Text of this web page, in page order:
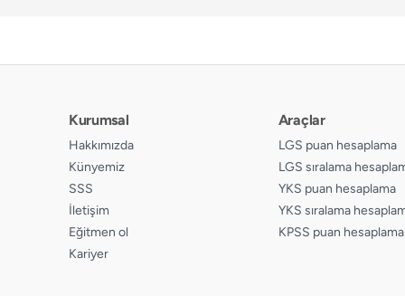
Kurumsal
Hakkımızda
Künyemiz
SSS
İletişim
Eğitmen ol
Kariyer
Araçlar
LGS puan hesaplama
LGS sıralama
YKS puan hesaplama
YKS sıralama
KPSS puan hesaplama